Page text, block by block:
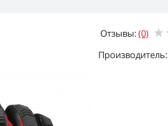
Отзывы:(0)
Производитель: